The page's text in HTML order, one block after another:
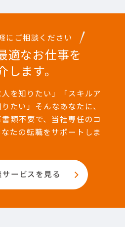
にご相談ください
適なお仕事を
します。
人を知りたい」「スキルア
たい」そんなあなたに、
類不要で、当社専任のコ
たの転職をサポートしま
ービスを見る